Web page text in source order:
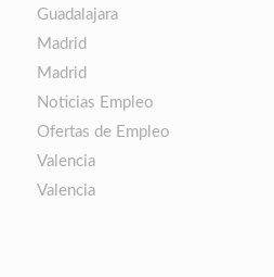
Guadalajara
Madrid
Madrid
Noticias Empleo
Ofertas de Empleo
Valencia
Valencia